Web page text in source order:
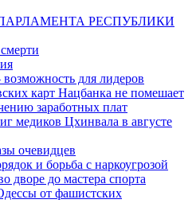
РЕСПУБЛИКИ
для лидеров
карт Нацбанка не помешает
заработных плат
медиков Цхинвала в августе
очевидцев
и борьба с наркоугрозой
дворе до мастера спорта
от фашистских